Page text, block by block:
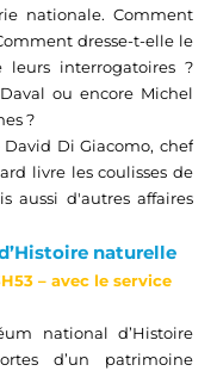
nationale. Comment
dresse-t-elle le
leurs interrogatoires ?
ou encore Michel
?
Di Giacomo, chef
livre les coulisses de
aussi d'autres affaires
naturelle
– avec le service
national d’Histoire
d’un patrimoine